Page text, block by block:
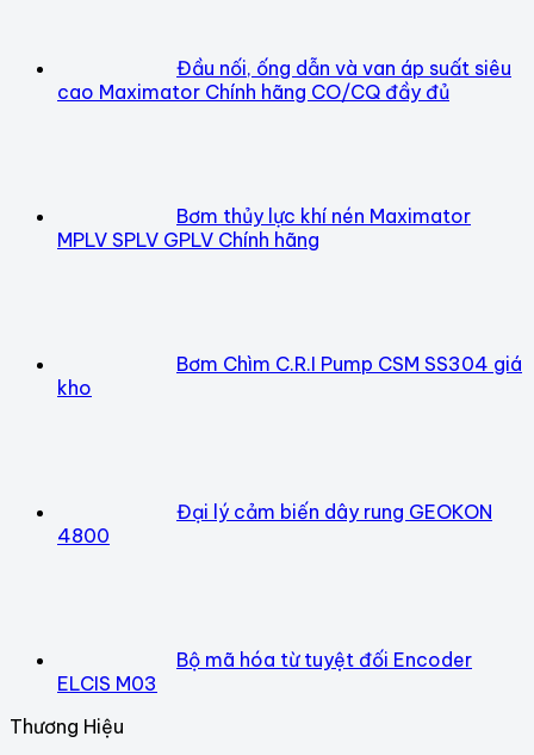
Đầu nối, ống dẫn và van áp suất siêu
cao Maximator Chính hãng CO/CQ đầy đủ
Bơm thủy lực khí nén Maximator
MPLV SPLV GPLV Chính hãng
Bơm Chìm C.R.I Pump CSM SS304 giá
kho
Đại lý cảm biến dây rung GEOKON
4800
Bộ mã hóa từ tuyệt đối Encoder
ELCIS M03
Thương Hiệu